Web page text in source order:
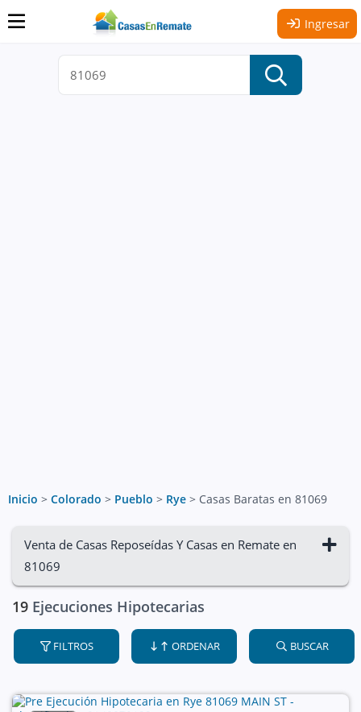
Ingresar
Inicio > Colorado > Pueblo > Rye > Casas Baratas en 81069
Venta de Casas Reposeídas Y Casas en Remate en
81069
19 Ejecuciones Hipotecarias
FILTROS ORDENAR BUSCAR